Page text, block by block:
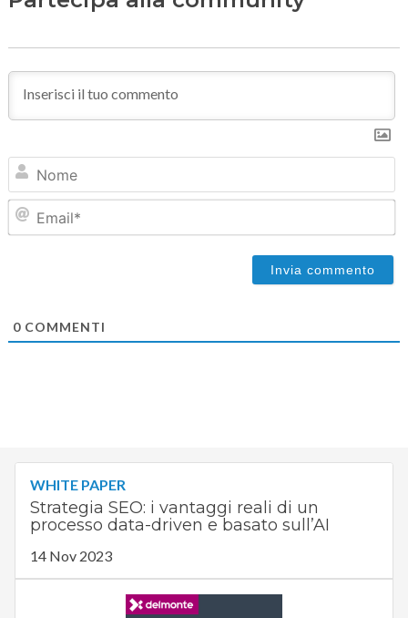
0COMMENTI
WHITE PAPER
Strategia SEO: i vantaggi reali di un
processo data-driven e basato sull’AI
14 Nov 2023